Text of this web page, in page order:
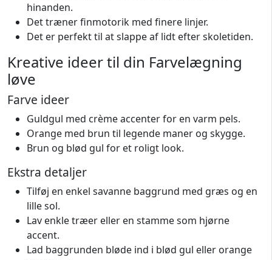
hinanden.
Det træner finmotorik med finere linjer.
Det er perfekt til at slappe af lidt efter skoletiden.
Kreative ideer til din Farvelægning
løve
Farve ideer
Guldgul med crème accenter for en varm pels.
Orange med brun til legende maner og skygge.
Brun og blød gul for et roligt look.
Ekstra detaljer
Tilføj en enkel savanne baggrund med græs og en
lille sol.
Lav enkle træer eller en stamme som hjørne
accent.
Lad baggrunden bløde ind i blød gul eller orange